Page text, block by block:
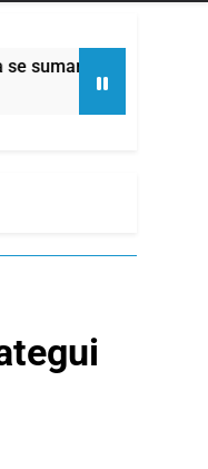
la marcha frente al